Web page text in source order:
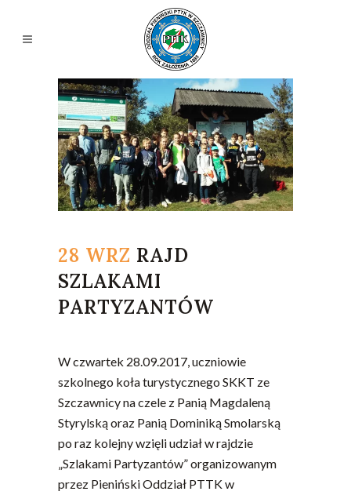
28 WRZ RAJD
SZLAKAMI
PARTYZANTÓW
W czwartek 28.09.2017, uczniowie
szkolnego koła turystycznego SKKT ze
Szczawnicy na czele z Panią Magdaleną
Styrylską oraz Panią Dominiką Smolarską
po raz kolejny wzięli udział w rajdzie
„Szlakami Partyzantów” organizowanym
przez Pieniński Oddział PTTK w